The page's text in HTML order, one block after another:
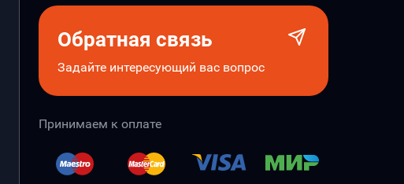
Обратная связь
Задайте интересующий вас вопрос
Принимаем к оплате